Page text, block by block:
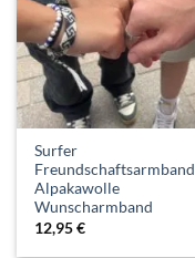
Surfer
Freundschaftsarmband
Alpakawolle
Wunscharmband
12,95€